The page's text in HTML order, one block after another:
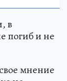
в
погиб и не
мнение